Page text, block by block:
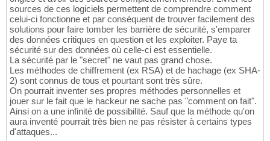
sources de ces logiciels permettent de comprendre comment
celui-ci fonctionne et par conséquent de trouver facilement des
solutions pour faire tomber les barrière de sécurité, s'emparer
des données critiques en question et les exploiter. Paye ta
sécurité sur des données où celle-ci est essentielle.
La sécurité par le "secret" ne vaut pas grand chose.
Les méthodes de chiffrement (ex RSA) et de hachage (ex SHA-
2) sont connus de tous et pourtant sont très sûre.
On pourrait inventer ses propres méthodes personnelles et
jouer sur le fait que le hackeur ne sache pas "comment on fait".
Ainsi on a une infinité de possibilité. Sauf que la méthode qu'on
aura inventé pourrait très bien ne pas résister à certains types
d'attaques...